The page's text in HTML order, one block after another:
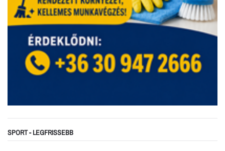
SPORT - LEGFRISSEBB